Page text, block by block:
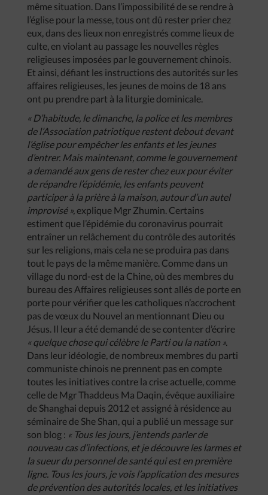
même situation. Dans l’impossibilité de se rendre à
l’église pour la messe, tous ont dû rester prier chez
eux, dans des lieux non enregistrés comme lieux de
culte, en violant au passage les nouvelles règles
religieuses imposées par le gouvernement chinois.
Et ainsi, défiant les instructions des autorités sur les
affaires religieuses, les jeunes de moins de 18 ans
ont pu prendre part à la liturgie dominicale.
« D’habitude, le dimanche, la police et les membres
de l’Association patriotique restent debout devant
l’église pour empêcher les enfants et les jeunes
d’entrer. Mais maintenant, comme le gouvernement
a demandé aux gens de rester chez eux pour éviter
de répandre l’épidémie, les enfants peuvent
participer à la prière à la maison, autour d’un autel
improvisé », explique Mgr Zhumin. Certains
estiment que l’épidémie du coronavirus pourrait
entraîner un relâchement du contrôle des autorités
sur les religions, mais cela ne se produira pas dans
tout le pays de la même manière. Comme dans un
village du nord-est de la Chine, où des membres du
bureau des Affaires religieuses sont allés de porte en
porte pour vérifier que les catholiques n’accrochent
pas de vœux du Nouvel an mentionnant Dieu ou
Jésus. Il leur a été demandé de se contenter d’écrire
« quelque chose qui célèbre le Parti ou la nation ».
Dans leur idéologie, de nombreux membres du parti
communiste chinois ne prennent pas en compte
toutes les initiatives contre la crise actuelle, comme
celle de Mgr Thaddeus Ma Daqin, évêque auxiliaire
de Shanghai depuis 2012 et assigné à résidence au
séminaire de She Shan, qui a publié un message sur
son blog : « Tous les jours, j’entends parler de
nouveau cas d’infections, et je découvre les larmes et
la sueur du personnel de santé qui est en première
ligne. Tous les jours, je vois l’application des mesures
de prévention des autorités locales, et les initiatives